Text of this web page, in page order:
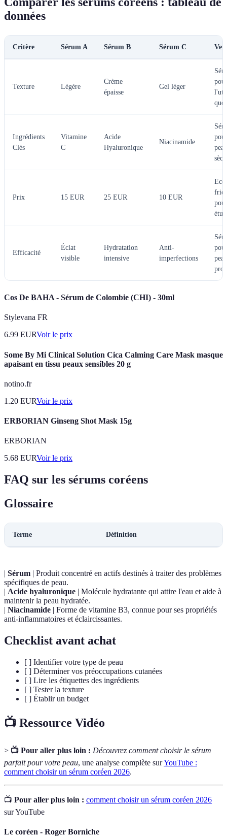
données
Critère Sérum A Sérum B Sérum C
Texture Légère
Crème
épaisse
Gel léger
pour
Ingrédients
Clés
Vitamine
C
Acide
Hyaluronique
Niacinamide
Prix 15 EUR 25 EUR 10 EUR
Efficacité
Éclat
visible
Hydratation
intensive
Anti-
imperfections
Cos De BAHA - Sérum de Colombie (CHI) - 30ml
Stylevana FR
6.99 EURVoir le prix
Some By Mi Clinical Solution Cica Calming Care Mask masque
apaisant en tissu peaux sensibles 20 g
notino.fr
1.20 EURVoir le prix
ERBORIAN Ginseng Shot Mask 15g
ERBORIAN
5.68 EURVoir le prix
FAQ sur les sérums coréens
Glossaire
Terme Définition
| Sérum | Produit concentré en actifs destinés à traiter des problèmes
spécifiques de peau.
| Acide hyaluronique | Molécule hydratante qui attire l'eau et aide à
maintenir la peau hydratée.
| Niacinamide | Forme de vitamine B3, connue pour ses propriétés
anti-inflammatoires et éclaircissantes.
Checklist avant achat
[ ] Identifier votre type de peau
[ ] Déterminer vos préoccupations cutanées
[ ] Lire les étiquettes des ingrédients
[ ] Tester la texture
[ ] Établir un budget
📺 Ressource Vidéo
> 📺 Pour aller plus loin : Découvrez comment choisir le sérum
parfait pour votre peau, une analyse complète surYouTube :
comment choisir un sérum coréen 2026.
📺 Pour aller plus loin : comment choisir un sérum coréen 2026
sur YouTube
Le coréen - Roger Borniche